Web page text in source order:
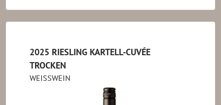
2025 RIESLING KARTELL-CUVÉE
TROCKEN
WEISSWEIN